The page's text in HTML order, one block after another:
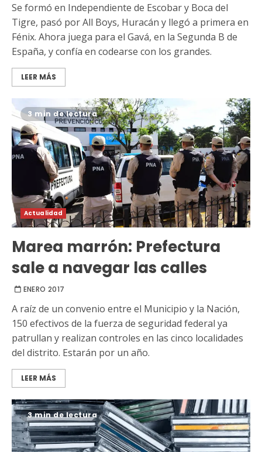
Se formó en Independiente de Escobar y Boca del
Tigre, pasó por All Boys, Huracán y llegó a primera en
Fénix. Ahora juega para el Gavá, en la Segunda B de
España, y confía en codearse con los grandes.
LEER MÁS
3 min de lectura
Actualidad
Marea marrón: Prefectura
sale a navegar las calles
ENERO 2017
A raíz de un convenio entre el Municipio y la Nación,
150 efectivos de la fuerza de seguridad federal ya
patrullan y realizan controles en las cinco localidades
del distrito. Estarán por un año.
LEER MÁS
3 min de lectura